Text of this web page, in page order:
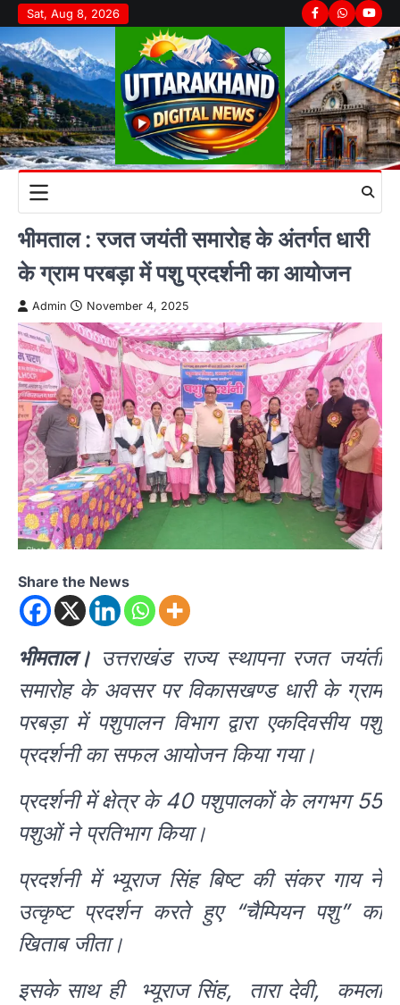
Skip
to
content
Sat, Aug 8, 2026 Facebook
Whatsapp
भीमताल : रजत जयंती समारोह के अंतर्गत धारी
के ग्राम परबड़ा में पशु प्रदर्शनी का आयोजन
Admin November 4, 2025
Share the News
भीमताल। उत्तराखंड राज्य स्थापना रजत जयंती
समारोह के अवसर पर विकासखण्ड धारी के ग्राम
परबड़ा में पशुपालन विभाग द्वारा एकदिवसीय पशु
प्रदर्शनी का सफल आयोजन किया गया।
प्रदर्शनी में क्षेत्र के 40 पशुपालकों के लगभग 55
पशुओं ने प्रतिभाग किया।
प्रदर्शनी में भ्यूराज सिंह बिष्ट की संकर गाय ने
उत्कृष्ट प्रदर्शन करते हुए “चैम्पियन पशु” का
खिताब जीता।
इसके साथ ही भ्यूराज सिंह, तारा देवी, कमला